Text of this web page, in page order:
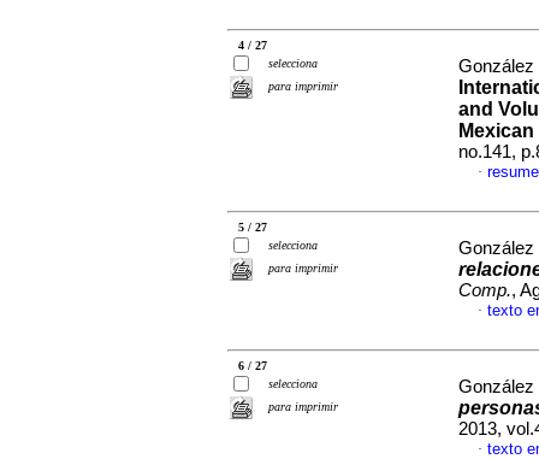
4 / 27
selecciona
para imprimir
and
Mexican
no.141,
·
5 / 27
selecciona
para imprimir
Comp.,
· texto
6 / 27
selecciona
para imprimir
2013,
· texto